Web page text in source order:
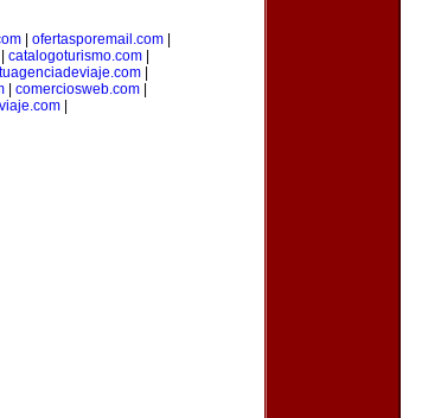
| ofertasporemail.com|
catalogoturismo.com
tuagenciadeviaje.com|
comerciosweb.com